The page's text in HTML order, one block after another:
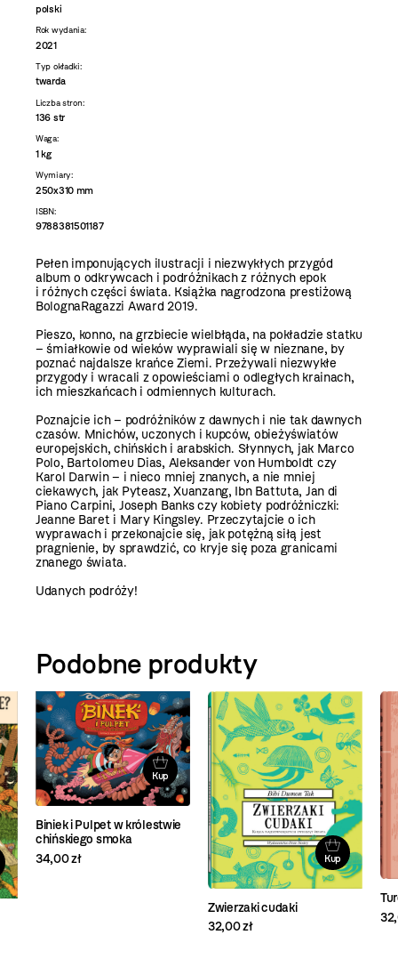
polski
Rok wydania:
2021
Typ okładki:
twarda
Liczba stron:
136 str
Waga:
1 kg
Wymiary:
250x310 mm
ISBN:
9788381501187
Pełen imponujących ilustracji i niezwykłych przygód
album o odkrywcach i podróżnikach z różnych epok
i różnych części świata. Książka nagrodzona prestiżową
BolognaRagazzi Award 2019.
Pieszo, konno, na grzbiecie wielbłąda, na pokładzie statku
– śmiałkowie od wieków wyprawiali się w nieznane, by
poznać najdalsze krańce Ziemi. Przeżywali niezwykłe
przygody i wracali z opowieściami o odległych krainach,
ich mieszkańcach i odmiennych kulturach.
Poznajcie ich – podróżników z dawnych i nie tak dawnych
czasów. Mnichów, uczonych i kupców, obieżyświatów
europejskich, chińskich i arabskich. Słynnych, jak Marco
Polo, Bartolomeu Dias, Aleksander von Humboldt czy
Karol Darwin – i nieco mniej znanych, a nie mniej
ciekawych, jak Pyteasz, Xuanzang, Ibn Battuta, Jan di
Piano Carpini, Joseph Banks czy kobiety podróżniczki:
Jeanne Baret i Mary Kingsley. Przeczytajcie o ich
wyprawach i przekonajcie się, jak potężną siłą jest
pragnienie, by sprawdzić, co kryje się poza granicami
znanego świata.
Udanych podróży!
Podobne produkty
Kup
Biniek i Pulpet w królestwie
chińskiego smoka
34,00 zł
Kup
Zwierzaki cudaki
32,00 zł